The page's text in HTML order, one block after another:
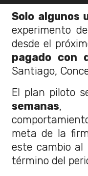
Solo algunos
experimento
desde el
pagado con
Santiago,
El plan piloto
semanas,
meta de la
este cambio al
término del